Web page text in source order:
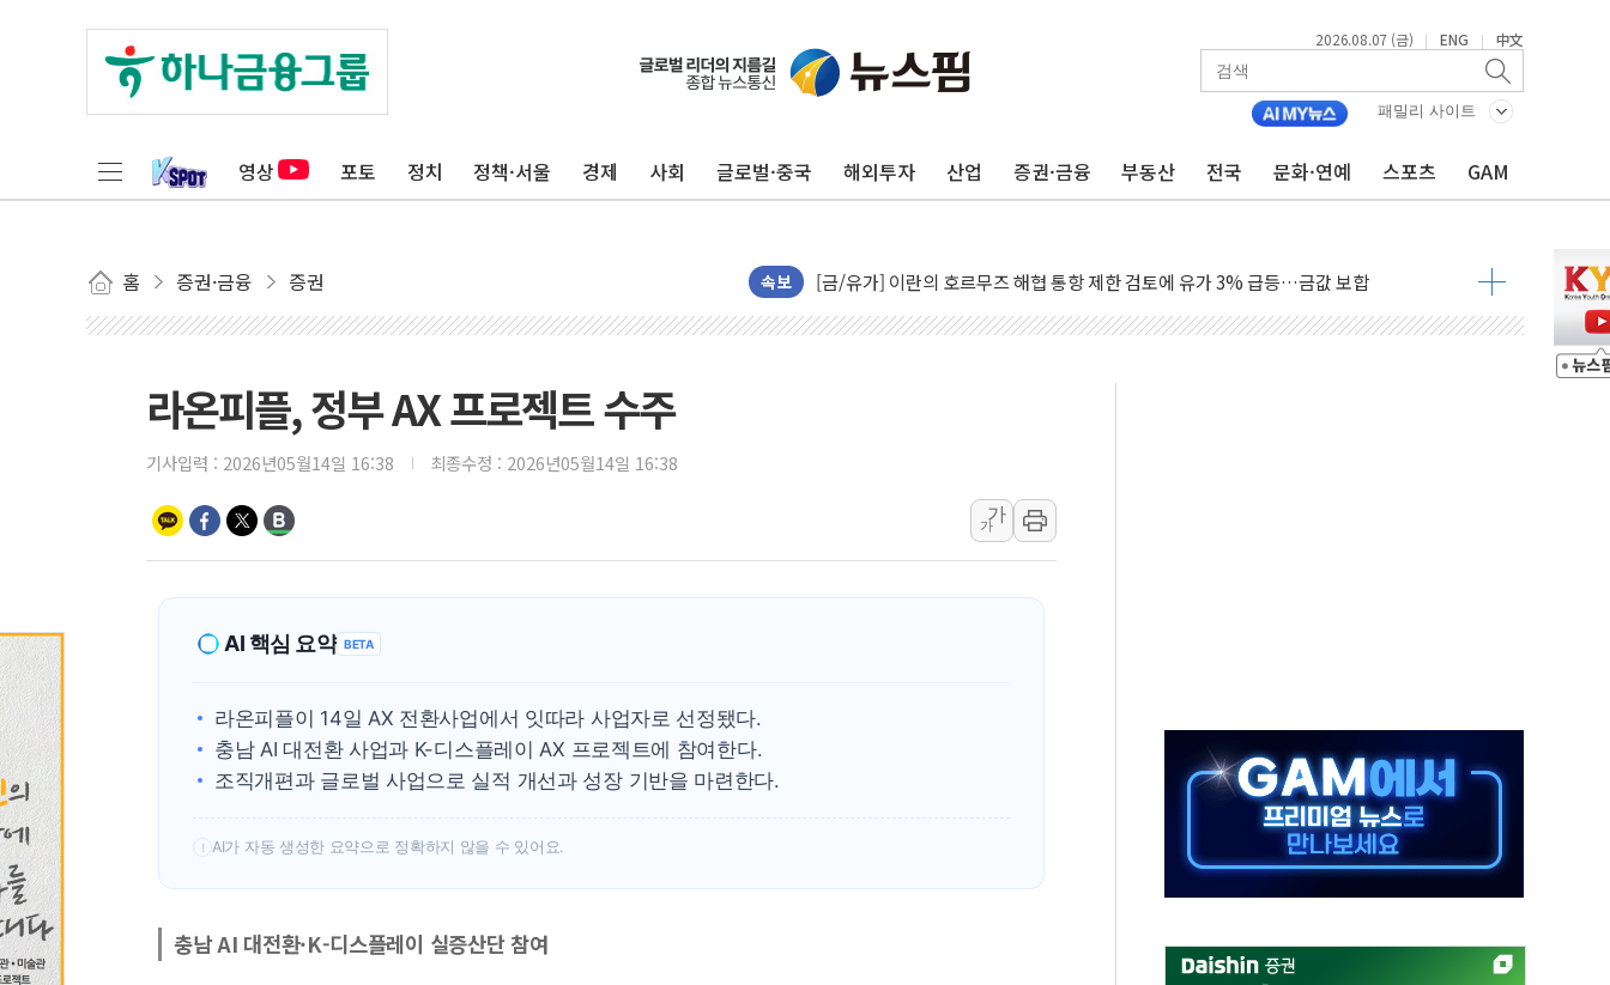
2026.08.07 (금) | ENG | 中文
패밀리 사이트
영상 포토 정치 정책·서울 경제 사회 글로벌·중국 해외투자 산업 증권·금융 부동산 전국 문화·연예 스포츠 GAM
홈 증권·금융 증권 속보
트럼프, '원정출산 시민권 차단' 행정명령 서명…출생시민권 제한 재시동
트럼프 "이란전 조만간 끝날 것"…군수품 부족설 일축 "막대한 무기 보유"
세금 부담 커진 고가 1주택자…맞교환·재매수·다운사이징 '저울질'
현대리바트, 원가 개선으로 실적 방어…다음 과제는 '외형 확대'
뉴욕증시, 유가·금리 부담에 하락…다우 5거래일 랠리 '마침표'
이란, 오만과 호르무즈 해협 재개방 합의 막바지.."美와 직접 협상 없어"
李대통령, 오늘 부동산 정책 점검 2차 회의…주택 공급 대책 막바지 조율할 듯
이란, 美·이스라엘 선박 호르무즈 통항 제한 추진…美 "통행 막을 권한 없어"
유럽증시, 견조한 실적 소화하며 대부분 상승… "2분기 기업 순이익 21% 증가" 전망
리투아니아 국방 "러, 우크라 드론으로 나토 회원국 공격 검토… 거짓 깃발 작전"
구광모, 내주 실리콘밸리서 젠슨 황 재회…로봇·AI 데이터센터·모빌리티 구체화
청와대, 북한 단거리 탄도미사일 발사에 긴급 안보 점검회의
라온피플, 정부 AX 프로젝트 수주
기사입력 : 2026년05월14일 16:38 최종수정 : 2026년05월14일 16:38
가
가
AI 핵심 요약 BETA
라온피플이 14일 AX 전환사업에서 잇따라 사업자로 선정됐다.
충남 AI 대전환 사업과 K-디스플레이 AX 프로젝트에 참여한다.
조직개편과 글로벌 사업으로 실적 개선과 성장 기반을 마련한다.
! AI가 자동 생성한 요약으로 정확하지 않을 수 있어요.
충남 AI 대전환·K-디스플레이 실증산단 참여